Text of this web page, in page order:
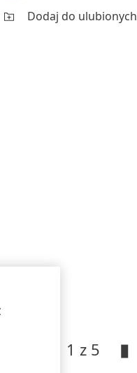
Dodaj do ulubionych
1 z 5